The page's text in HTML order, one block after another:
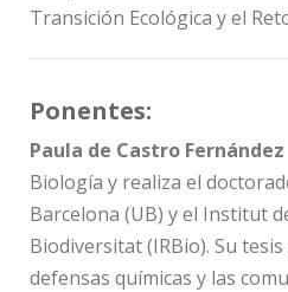
Transición Ecológica y el
Ponentes:
Paula de Castro Fernández
Biología y realiza el
Barcelona (UB) y el Institut
Biodiversitat (IRBio). Su
defensas químicas y las